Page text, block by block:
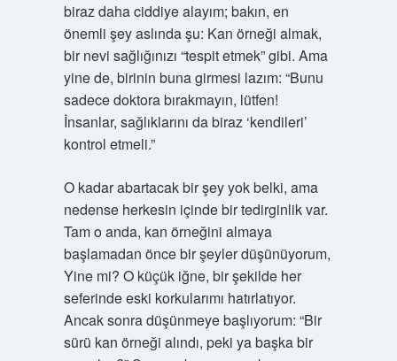
biraz daha ciddiye alayım; bakın, en
önemli şey aslında şu: Kan örneği almak,
bir nevi sağlığınızı “tespit etmek” gibi. Ama
yine de, birinin buna girmesi lazım: “Bunu
sadece doktora bırakmayın, lütfen!
İnsanlar, sağlıklarını da biraz ‘kendileri’
kontrol etmeli.”
O kadar abartacak bir şey yok belki, ama
nedense herkesin içinde bir tedirginlik var.
Tam o anda, kan örneğini almaya
başlamadan önce bir şeyler düşünüyorum,
Yine mi? O küçük iğne, bir şekilde her
seferinde eski korkularımı hatırlatıyor.
Ancak sonra düşünmeye başlıyorum: “Bir
sürü kan örneği alındı, peki ya başka bir